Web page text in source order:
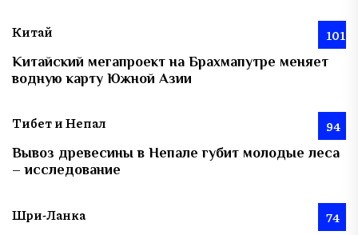
Китай 101
Китайский мегапроект на Брахмапутре меняет
водную карту Южной Азии
Тибет и Непал 94
Вывоз древесины в Непале губит молодые леса
– исследование
Шри-Ланка 74